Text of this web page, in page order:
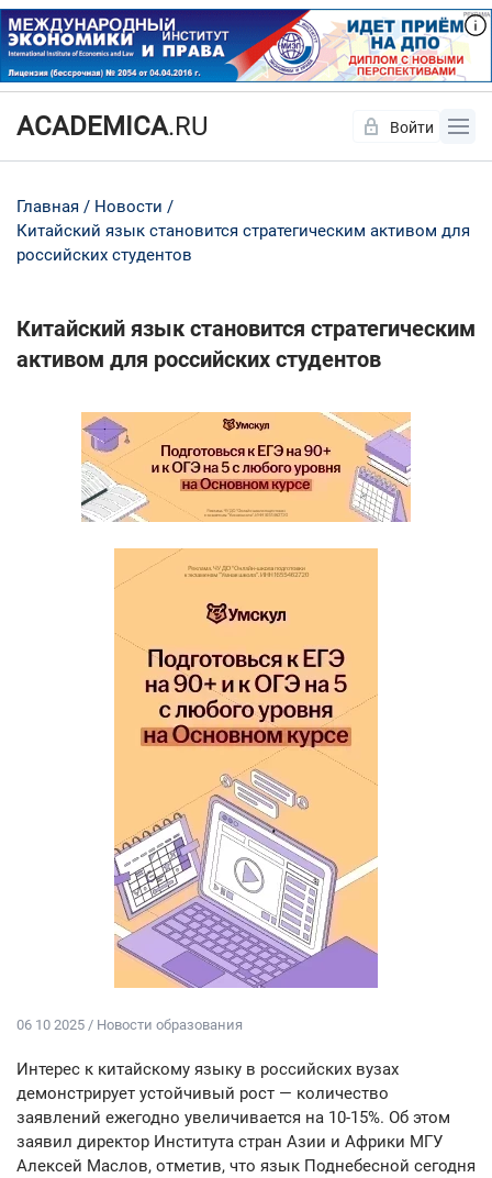
ACADEMICA.RU Войти
Главная
Новости
Китайский язык становится стратегическим активом для
российских студентов
Китайский язык становится стратегическим
активом для российских студентов
06 10 2025 / Новости образования
Интерес к китайскому языку в российских вузах
демонстрирует устойчивый рост — количество
заявлений ежегодно увеличивается на 10-15%. Об этом
заявил директор Института стран Азии и Африки МГУ
Алексей Маслов, отметив, что язык Поднебесной сегодня
Да Нет